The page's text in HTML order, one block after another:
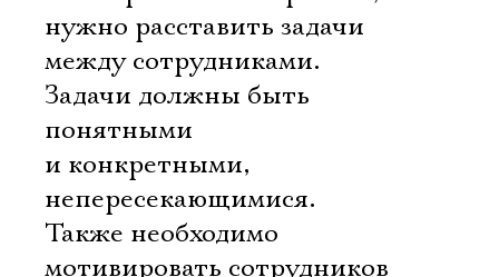
нужно расставить задачи
между сотрудниками.
Задачи должны быть
понятными
и конкретными,
непересекающимися.
Также необходимо
мотивировать сотрудников